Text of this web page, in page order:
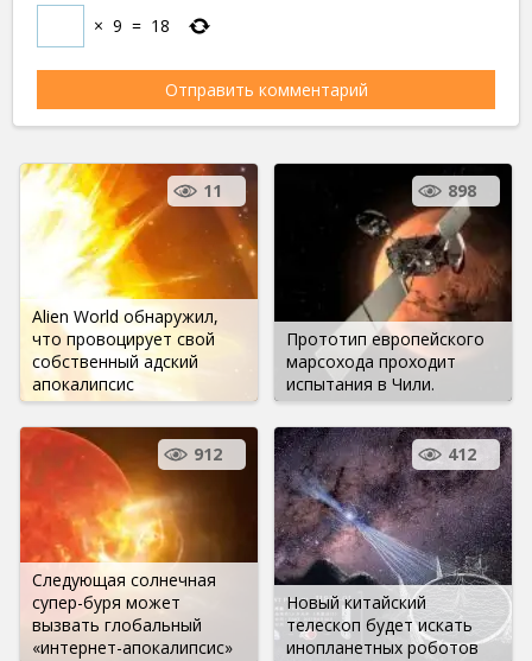
× 9 = 18
Alien World обнаружил,
что провоцирует свой
собственный адский
апокалипсис
11
Прототип европейского
марсохода проходит
испытания в Чили.
898
Следующая солнечная
супер-буря может
вызвать глобальный
«интернет-апокалипсис»
912
Новый китайский
телескоп будет искать
инопланетных роботов
412